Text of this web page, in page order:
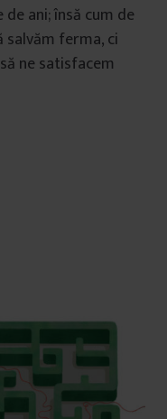
ani; însă cum de
salvăm ferma, ci
ne satisfacem